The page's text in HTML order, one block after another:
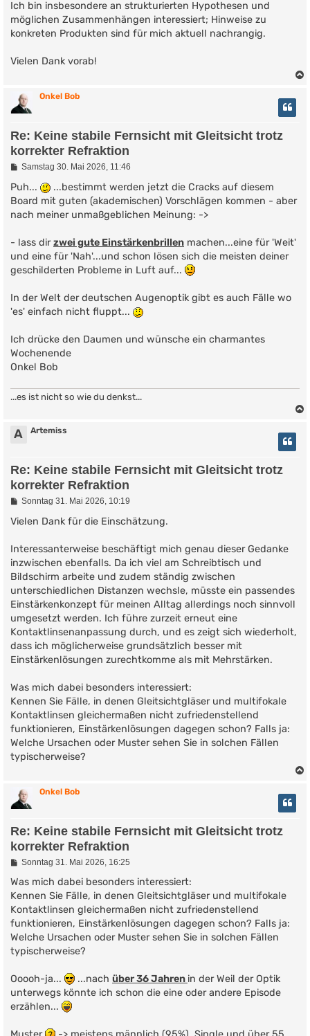
Ich bin insbesondere an strukturierten Hypothesen und
möglichen Zusammenhängen interessiert; Hinweise zu
konkreten Produkten sind für mich aktuell nachrangig.
Vielen Dank vorab!
Onkel Bob
Re: Keine stabile Fernsicht mit Gleitsicht trotz
korrekter Refraktion
B
i
r
a
Samstag 30. Mai 2026, 11:46
Puh...
...bestimmt werden jetzt die Cracks auf diesem
Board mit guten (akademischen) Vorschlägen kommen - aber
nach meiner unmaßgeblichen Meinung: ->
- lass dirzwei gute Einstärkenbrillen machen...eine für 'Weit'
und eine für 'Nah'...und schon lösen sich die meisten deiner
geschilderten Probleme in Luft auf...
In der Welt der deutschen Augenoptik gibt es auch Fälle wo
'es' einfach nicht fluppt...
Ich drücke den Daumen und wünsche ein charmantes
Wochenende
Onkel Bob
...es ist nicht so wie du denkst...
A Artemiss
Re: Keine stabile Fernsicht mit Gleitsicht trotz
korrekter Refraktion
B
i
a
g
Sonntag 31. Mai 2026, 10:19
Vielen Dank für die Einschätzung.
Interessanterweise beschäftigt mich genau dieser Gedanke
inzwischen ebenfalls. Da ich viel am Schreibtisch und
Bildschirm arbeite und zudem ständig zwischen
unterschiedlichen Distanzen wechsle, müsste ein passendes
Einstärkenkonzept für meinen Alltag allerdings noch sinnvoll
umgesetzt werden. Ich führe zurzeit erneut eine
Kontaktlinsenanpassung durch, und es zeigt sich wiederholt,
dass ich möglicherweise grundsätzlich besser mit
Einstärkenlösungen zurechtkomme als mit Mehrstärken.
Was mich dabei besonders interessiert:
Kennen Sie Fälle, in denen Gleitsichtgläser und multifokale
Kontaktlinsen gleichermaßen nicht zufriedenstellend
funktionieren, Einstärkenlösungen dagegen schon? Falls ja:
Welche Ursachen oder Muster sehen Sie in solchen Fällen
typischerweise?
Onkel Bob
Re: Keine stabile Fernsicht mit Gleitsicht trotz
korrekter Refraktion
B
i
r
a
g
Sonntag 31. Mai 2026, 16:25
Was mich dabei besonders interessiert:
Kennen Sie Fälle, in denen Gleitsichtgläser und multifokale
Kontaktlinsen gleichermaßen nicht zufriedenstellend
funktionieren, Einstärkenlösungen dagegen schon? Falls ja:
Welche Ursachen oder Muster sehen Sie in solchen Fällen
typischerweise?
Ooooh-ja... ...nach über 36 Jahren in der Weil der Optik
unterwegs könnte ich schon die eine oder andere Episode
erzählen...